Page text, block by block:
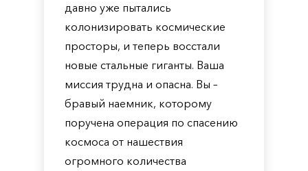
давно уже пытались
колонизировать космические
просторы, и теперь восстали
новые стальные гиганты. Ваша
миссия трудна и опасна. Вы –
бравый наемник, которому
поручена операция по спасению
космоса от нашествия
огромного количества